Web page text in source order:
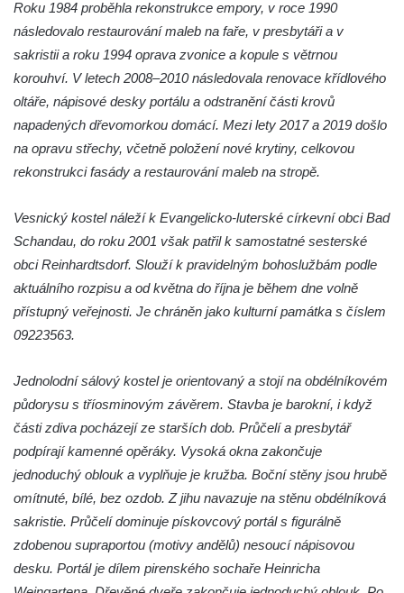
Kostel svatého Havla na hřbitově v
Hrobčicích
Kaple svatého Vavřince v Mirošovicích
Márnice na hřbitově v Račicích
Márnice na hřbitově v Dobříni
Výklenková kaple na rozcestí na jižním
okraji Liběšic
Kostel svaté Kateřiny v Chouči
Kaple svatého Blažeje východně od Lužice
Kostel svatého Martina v Kozlech
Márnice na hřbitově v Kozlech
Vesnický kostel v Reinhardtsdorfu
Protestantský (evangelicko-luterský) kostel
Crostau
Kaple Nanebevstoupení Panny Marie ve
Svitavě
Roku 1984 proběhla rekonstrukce empory, v roce 1990
následovalo restaurování maleb na faře, v presbytáři a v
sakristii a roku 1994 oprava zvonice a kopule s větrnou
korouhví. V letech 2008–2010 následovala renovace křídlového
oltáře, nápisové desky portálu a odstranění části krovů
napadených dřevomorkou domácí. Mezi lety 2017 a 2019 došlo
na opravu střechy, včetně položení nové krytiny, celkovou
rekonstrukci fasády a restaurování maleb na stropě.
Vesnický kostel náleží k Evangelicko-luterské církevní obci Bad
Schandau, do roku 2001 však patřil k samostatné sesterské
obci Reinhardtsdorf. Slouží k pravidelným bohoslužbám podle
aktuálního rozpisu a od května do října je během dne volně
přístupný veřejnosti. Je chráněn jako kulturní památka s číslem
09223563.
Jednolodní sálový kostel je orientovaný a stojí na obdélníkovém
půdorysu s tříosminovým závěrem. Stavba je barokní, i když
části zdiva pocházejí ze starších dob. Průčelí a presbytář
podpírají kamenné opěráky. Vysoká okna zakončuje
jednoduchý oblouk a vyplňuje je kružba. Boční stěny jsou hrubě
omítnuté, bílé, bez ozdob. Z jihu navazuje na stěnu obdélníková
sakristie. Průčelí dominuje pískovcový portál s figurálně
zdobenou supraportou (motivy andělů) nesoucí nápisovou
desku. Portál je dílem pirenského sochaře Heinricha